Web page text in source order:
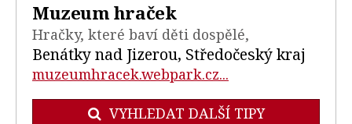
Muzeum hraček
Hračky, které baví děti dospělé,
Benátky nad Jizerou, Středočeský kraj
muzeumhracek.webpark.cz...
VYHLEDAT DALŠÍ TIPY